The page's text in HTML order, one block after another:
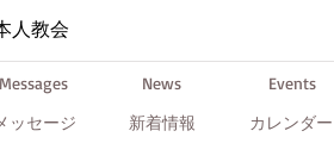
人教会
Messages
ッセージ
News
新着情報
Events
カレンダー